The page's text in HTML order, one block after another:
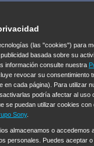
(las "cookies") para
basada sobre su
información consulte nuestra
revocar su consentimiento
en cada página). Para utilizar
podría afectar al uso
se puedan utilizar cookies
Sony.
almacenamos o accedemos
personales. Puedes aceptar